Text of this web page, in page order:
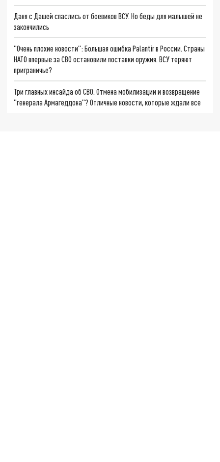
Даня с Дашей спаслись от боевиков ВСУ. Но беды для малышей не
закончились
"Очень плохие новости": Большая ошибка Palantir в России. Страны
НАТО впервые за СВО остановили поставки оружия. ВСУ теряют
приграничье?
Три главных инсайда об СВО. Отмена мобилизации и возвращение
"генерала Армагеддона"? Отличные новости, которые ждали все